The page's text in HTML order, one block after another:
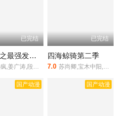
已完结
伍六七之最强发型师
广涛,段艺璇,宝木中阳
已完结
四海鲸骑第二季
7.0 苏尚卿,宝木中阳,杨凝,图特哈蒙,瞳音,常蓉珊,叶知秋,闫夜桥,姜英俊,李铫,郭盛,涂小鸦,山新,陈思宇,郝祥海,李轻扬,林帽帽,赵小双
国产动漫 国产动漫